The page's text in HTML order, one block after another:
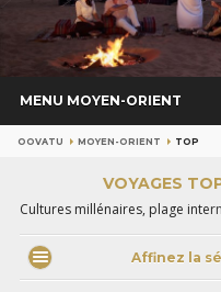
MENU MOYEN-ORIENT
OOVATU MOYEN-ORIENT TOP
VOYAGES
Cultures millénaires, plage
envoûte et fascine.Affinez la